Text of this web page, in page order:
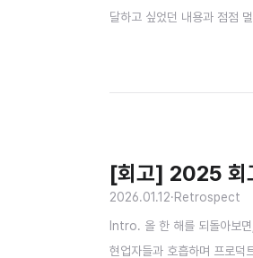
달하고 싶었던 내용과 점점
[회고] 2025 회
2026.01.12·Retrospect
Intro. 올 한 해를 되돌아보
현업자들과 호흡하며 프로덕